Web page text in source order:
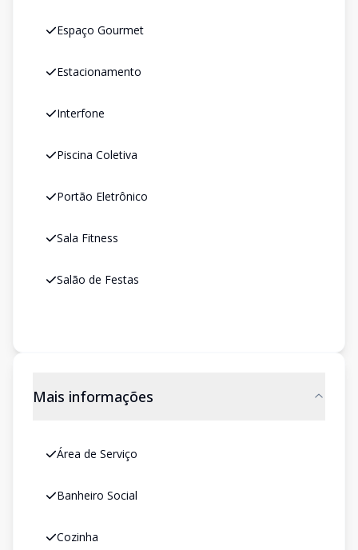
Espaço Gourmet
Estacionamento
Interfone
Piscina Coletiva
Portão Eletrônico
Sala Fitness
Salão de Festas
Mais informações
Área de Serviço
Banheiro Social
Cozinha